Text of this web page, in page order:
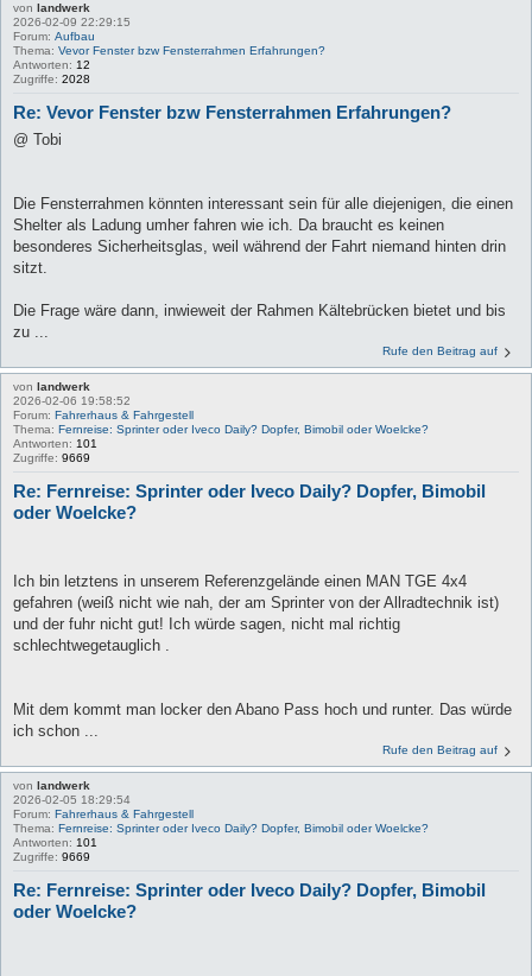
von landwerk
2026-02-09 22:29:15
Forum: Aufbau
Thema: Vevor Fenster bzw Fensterrahmen Erfahrungen?
Antworten: 12
Zugriffe: 2028
Re: Vevor Fenster bzw Fensterrahmen Erfahrungen?
@ Tobi
Die Fensterrahmen könnten interessant sein für alle diejenigen, die einen
Shelter als Ladung umher fahren wie ich. Da braucht es keinen
besonderes Sicherheitsglas, weil während der Fahrt niemand hinten drin
sitzt.
Die Frage wäre dann, inwieweit der Rahmen Kältebrücken bietet und bis
zu ...
Rufe den Beitrag auf
von landwerk
2026-02-06 19:58:52
Forum: Fahrerhaus & Fahrgestell
Thema: Fernreise: Sprinter oder Iveco Daily? Dopfer, Bimobil oder Woelcke?
Antworten: 101
Zugriffe: 9669
Re: Fernreise: Sprinter oder Iveco Daily? Dopfer, Bimobil
oder Woelcke?
Ich bin letztens in unserem Referenzgelände einen MAN TGE 4x4
gefahren (weiß nicht wie nah, der am Sprinter von der Allradtechnik ist)
und der fuhr nicht gut! Ich würde sagen, nicht mal richtig
schlechtwegetauglich .
Mit dem kommt man locker den Abano Pass hoch und runter. Das würde
ich schon ...
Rufe den Beitrag auf
von landwerk
2026-02-05 18:29:54
Forum: Fahrerhaus & Fahrgestell
Thema: Fernreise: Sprinter oder Iveco Daily? Dopfer, Bimobil oder Woelcke?
Antworten: 101
Zugriffe: 9669
Re: Fernreise: Sprinter oder Iveco Daily? Dopfer, Bimobil
oder Woelcke?